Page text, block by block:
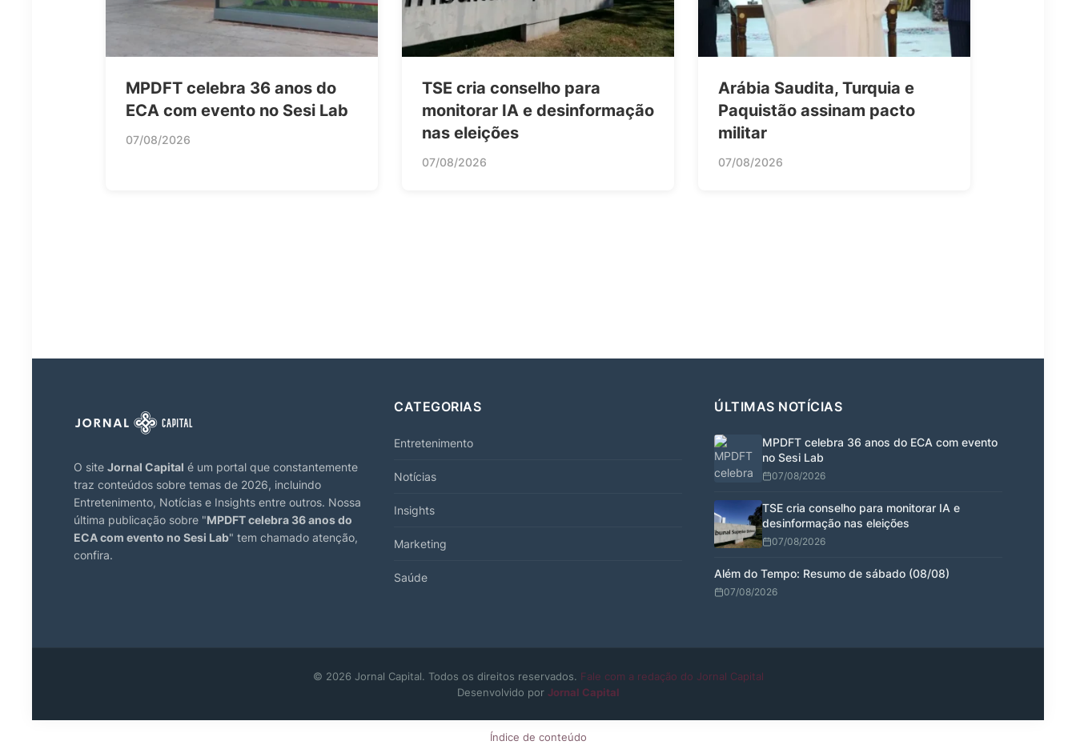
MPDFT celebra 36 anos do
ECA com evento no Sesi Lab
07/08/2026
TSE cria conselho para
monitorar IA e desinformação
nas eleições
07/08/2026
Arábia Saudita, Turquia e
Paquistão assinam pacto
militar
07/08/2026
O site Jornal Capital é um portal que constantemente
traz conteúdos sobre temas de 2026, incluindo
Entretenimento, Notícias e Insights entre outros. Nossa
última publicação sobre "MPDFT celebra 36 anos do
ECA com evento no Sesi Lab" tem chamado atenção,
confira.
CATEGORIAS
Entretenimento
Notícias
Insights
Marketing
Saúde
ÚLTIMAS NOTÍCIAS
MPDFT celebra 36 anos do ECA com evento
no Sesi Lab
07/08/2026
TSE cria conselho para monitorar IA e
desinformação nas eleições
07/08/2026
Além do Tempo: Resumo de sábado (08/08)
07/08/2026
© 2026 Jornal Capital. Todos os direitos reservados. Fale com a redação do Jornal Capital
Desenvolvido por Jornal Capital
Índice de conteúdo